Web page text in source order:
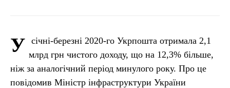
У січні-березні 2020-го Укрпошта отримала 2,1
млрд грн чистого доходу, що на 12,3% більше,
ніж за аналогічний період минулого року. Про це
повідомив Міністр інфраструктури України